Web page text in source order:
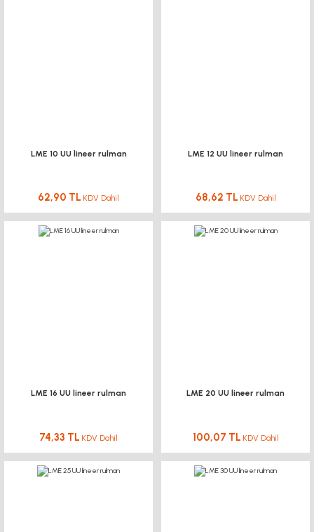
LME 10 UU lineer rulman
62,90 TL KDV Dahil
LME 12 UU lineer rulman
68,62 TL KDV Dahil
LME 16 UU lineer rulman
74,33 TL KDV Dahil
LME 20 UU lineer rulman
100,07 TL KDV Dahil